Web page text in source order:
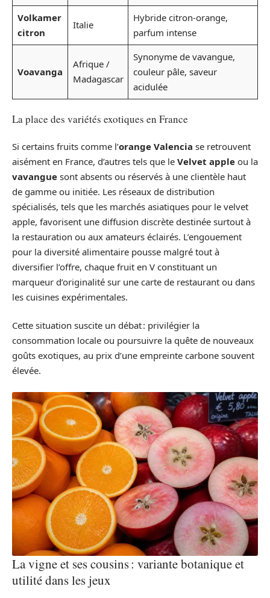
Volkamer
citron
Italie
Hybride citron-orange,
parfum intense
Voavanga
Afrique /
Madagascar
Synonyme de vavangue,
couleur pâle, saveur
acidulée
La place des variétés exotiques en France
Si certains fruits comme l’orange Valencia se retrouvent
aisément en France, d’autres tels que le Velvet apple ou la
vavangue sont absents ou réservés à une clientèle haut
de gamme ou initiée. Les réseaux de distribution
spécialisés, tels que les marchés asiatiques pour le velvet
apple, favorisent une diffusion discrète destinée surtout à
la restauration ou aux amateurs éclairés. L’engouement
pour la diversité alimentaire pousse malgré tout à
diversifier l’offre, chaque fruit en V constituant un
marqueur d’originalité sur une carte de restaurant ou dans
les cuisines expérimentales.
Cette situation suscite un débat : privilégier la
consommation locale ou poursuivre la quête de nouveaux
goûts exotiques, au prix d’une empreinte carbone souvent
élevée.
La vigne et ses cousins : variante botanique et
utilité dans les jeux